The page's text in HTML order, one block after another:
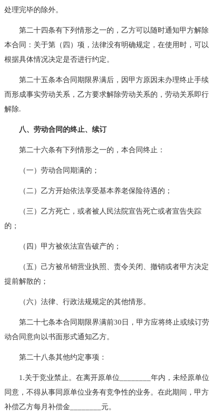
处理完毕的除外。
第二十四条有下列情形之一的，乙方可以随时通知甲方解除
本合同：关于第（四）项，法律没有明确规定，在使用时，可以
根据具体情况决定是否进行约定。
第二十五条本合同期限界满后，因甲方原因未办理终止手续
而形成事实劳动关系，乙方要求解除劳动关系的，劳动关系即行
解除.
八、劳动合同的终止、续订
第二十六条有下列情形之一的，本合同终止：
（一）劳动合同期满的；
（二）乙方开始依法享受基本养老保险待遇的；
（三）乙方死亡，或者被人民法院宣告死亡或者宣告失踪
的；
（四）甲方被依法宣告破产的；
（五）己方被吊销营业执照、责令关闭、撤销或者甲方决定
提前解散的；
（六）法律、行政法规规定的其他情形。
第二十七条本合同期限界满前30日，甲方应将终止或续订劳
动合同意向以书面形式通知乙方。
第二十八条其他约定事项：
1.关于竞业禁止。在离开原单位________年内，未经原单位
同意，不得从事同原单位业务有竞争性的业务。在此期间，甲方
补偿乙方每月补偿金________元。